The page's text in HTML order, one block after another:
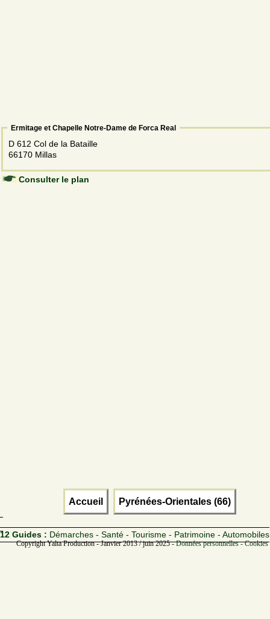
Ermitage et Chapelle Notre-Dame de Forca Real
D 612 Col de la Bataille
66170 Millas
Consulter le plan
Accueil Pyrénées-Orientales (66)
12 Guides : Démarches - Santé - Tourisme - Patrimoine - Automobiles
Copyright Yalta Production - Janvier 2013 / juin 2025 -Données personnelles -